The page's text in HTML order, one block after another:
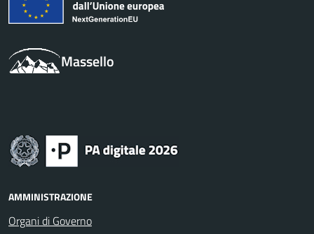
Massello
AMMINISTRAZIONE
Organi di Governo